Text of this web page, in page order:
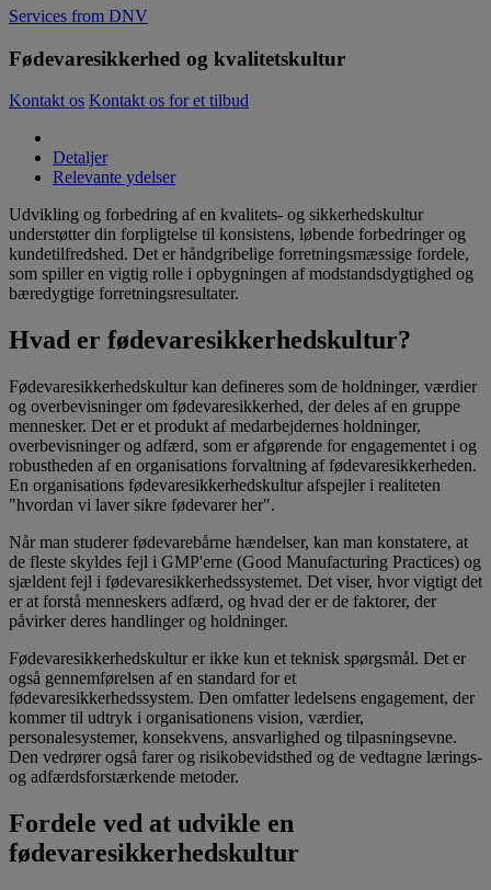
Services from DNV
Fødevaresikkerhed og kvalitetskultur
Kontakt os Kontakt os for et tilbud
Detaljer
Relevante ydelser
Udvikling og forbedring af en kvalitets- og sikkerhedskultur
understøtter din forpligtelse til konsistens, løbende forbedringer og
kundetilfredshed. Det er håndgribelige forretningsmæssige fordele,
som spiller en vigtig rolle i opbygningen af modstandsdygtighed og
bæredygtige forretningsresultater.
Hvad er fødevaresikkerhedskultur?
Fødevaresikkerhedskultur kan defineres som de holdninger, værdier
og overbevisninger om fødevaresikkerhed, der deles af en gruppe
mennesker. Det er et produkt af medarbejdernes holdninger,
overbevisninger og adfærd, som er afgørende for engagementet i og
robustheden af en organisations forvaltning af fødevaresikkerheden.
En organisations fødevaresikkerhedskultur afspejler i realiteten
"hvordan vi laver sikre fødevarer her".
Når man studerer fødevarebårne hændelser, kan man konstatere, at
de fleste skyldes fejl i GMP'erne (Good Manufacturing Practices) og
sjældent fejl i fødevaresikkerhedssystemet. Det viser, hvor vigtigt det
er at forstå menneskers adfærd, og hvad der er de faktorer, der
påvirker deres handlinger og holdninger.
Fødevaresikkerhedskultur er ikke kun et teknisk spørgsmål. Det er
også gennemførelsen af en standard for et
fødevaresikkerhedssystem. Den omfatter ledelsens engagement, der
kommer til udtryk i organisationens vision, værdier,
personalesystemer, konsekvens, ansvarlighed og tilpasningsevne.
Den vedrører også farer og risikobevidsthed og de vedtagne lærings-
og adfærdsforstærkende metoder.
Fordele ved at udvikle en
fødevaresikkerhedskultur